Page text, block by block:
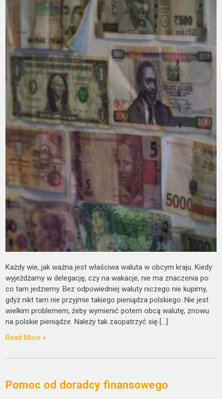
Każdy wie, jak ważna jest właściwa waluta w obcym kraju. Kiedy
wyjeżdżamy w delegację, czy na wakacje, nie ma znaczenia po
co tam jedziemy. Bez odpowiedniej waluty niczego nie kupimy,
gdyż nikt tam nie przyjmie takiego pieniądza polskiego. Nie jest
wielkim problemem, żeby wymienić potem obcą walutę, znowu
na polskie pieniądze. Należy tak zaopatrzyć się […]
Read More »
Pomoc od doradcy finansowego